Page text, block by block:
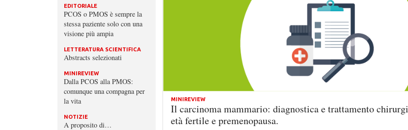
EDITORIALE
PCOS o PMOS è sempre la
stessa paziente solo con una
visione più ampia
LETTERATURA SCIENTIFICA
Abstracts selezionati
MINIREVIEW
Dalla PCOS alla PMOS:
comunque una compagna per
la vita
NOTIZIE
A proposito di…
MINIREVIEW
Il carcinoma mammario: diagnostica e trattamento
età fertile e premenopausa.